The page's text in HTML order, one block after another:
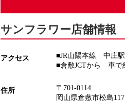
サンフラワー店舗情報
アクセス
■JR山陽本線 中庄
■倉敷JCTから 車で
住所
〒701-0114
岡山県倉敷市松島